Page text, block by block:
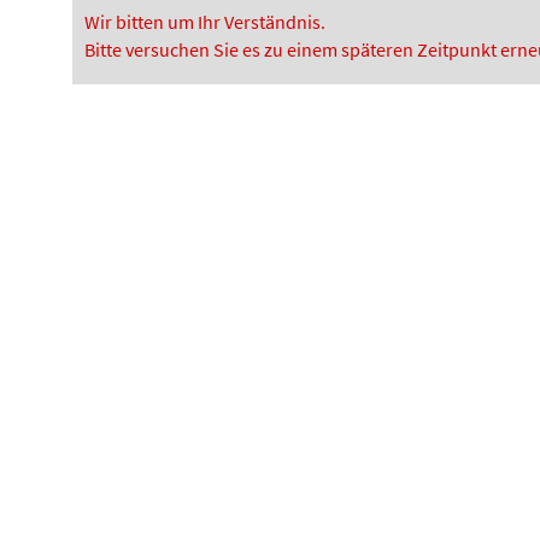
Wir bitten um Ihr Verständnis.
Bitte versuchen Sie es zu einem späteren Zeitpunkt